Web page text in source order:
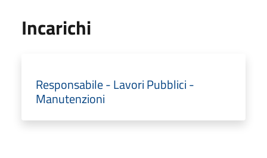
Incarichi
Responsabile - Lavori Pubblici -
Manutenzioni